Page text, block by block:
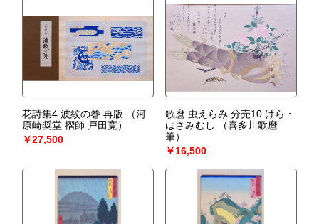
花詩集4 波紋の巻 再版
（河
原崎奨堂 摺師 戸田寛）
￥27,500
歌麿 虫えらみ 分売10 けら・
はさみむし
（喜多川歌麿
筆）
￥16,500